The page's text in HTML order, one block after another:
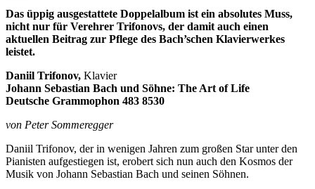
X
Das üppig ausgestattete Doppelalbum ist ein absolutes Muss,
nicht nur für Verehrer Trifonovs, der damit auch einen
aktuellen Beitrag zur Pflege des Bach’schen Klavierwerkes
leistet.
Daniil Trifonov, Klavier
Johann Sebastian Bach und Söhne: The Art of Life
Deutsche Grammophon 483 8530
von Peter Sommeregger
Daniil Trifonov, der in wenigen Jahren zum großen Star unter den
Pianisten aufgestiegen ist, erobert sich nun auch den Kosmos der
Musik von Johann Sebastian Bach und seinen Söhnen.